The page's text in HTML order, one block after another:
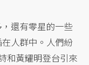
還有零星的一些
人群中。人們紛
和黃耀明登台引來